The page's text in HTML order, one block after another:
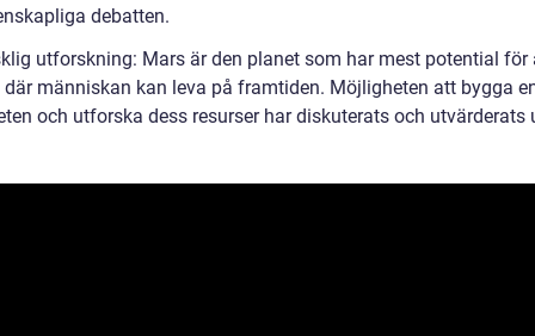
debatten.
utforskning: Mars är den planet som har mest potential för
där människan kan leva på framtiden. Möjligheten att bygga
och utforska dess resurser har diskuterats och utvärderats